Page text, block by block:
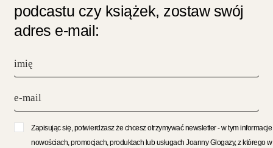
podcastu czy książek, zostaw swój
adres e-mail:
Zapisując się, potwierdzasz że chcesz otrzymywać newsletter - w tym informacje
nowościach, promocjach, produktach lub usługach Joanny Glogazy, z którego w